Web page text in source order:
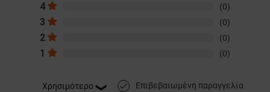
4 (0)
3 (0)
2 (0)
1 (0)
done Επιβεβαιωμένη παραγγελία